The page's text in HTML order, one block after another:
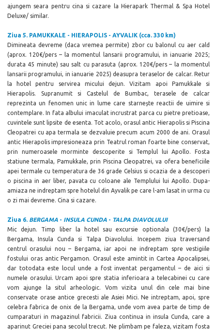
ajungem seara pentru cina si cazare la Hierapark Thermal & Spa Hotel
Deluxe/ similar.
Ziua 5. PAMUKKALE - HIERAPOLIS - AYVALIK (cca. 330 km)
Dimineata devreme (daca vremea permite) zbor cu balonul cu aer cald
(aprox. 120€/pers – la momentul lansarii programului, in ianuarie 2025;
durata 45 minute) sau salt cu parasuta (aprox. 120€/pers – la momentul
lansarii programului, in ianuarie 2025)deasupra teraselor de calcar. Retur
la hotel pentru servirea micului dejun. Vizitam apoi Pamukkale si
Hierapolis. Supranumit si Castelul de Bumbac, terasele de calcar
reprezinta un fenomen unic in lume care starnește reactii de uimire si
contemplare. In fata albului imaculat incrustrat parca cu pietre pretioase,
cuvintele sunt lipsite de esenta. Tot acolo, orasul antic Hierapolis si Piscina
Cleopatrei cu apa termala se dezvaluie precum acum 2000 de ani. Orasul
antic Hierapolis impresioneaza prin Teatrul roman foarte bine conservat,
prin numeroasele morminte descoperite si Templul lui Apollo. Fosta
statiune termala, Pamukkale, prin Piscina Cleopatrei, va ofera beneficiile
apei termale cu temperatura de 36 grade Celsius si ocazia de a descoperi
o piscina in aer liber, pavata cu coloane ale Templului lui Apollo. Dupa-
amiaza ne indreptam spre hotelul din Ayvalik pe care l-am lasat in urma cu
o zi mai devreme. Cina si cazare.
Ziua 6. BERGAMA - INSULA CUNDA - TALPA DIAVOLULUI
Mic dejun. Timp liber la hotel sau excursie optionala (30€/pers) la
Bergama, Insula Cunda si Talpa Diavolului. Incepem ziua traversand
centrul orasului nou – Bergama, iar apoi ne indreptam spre vestigiile
fostului oras antic Pergamon. Orasul este amintit in Cartea Apocalipsei,
dar totodata este locul unde a fost inventat pergamentul – de aici si
numele orasului. Urcam apoi spre statia inferioara a telecabinei cu care
vom ajunge la situl arheologic. Vom vizita unul din cele mai bine
conservate orase antice grecesti ale Asiei Mici. Ne intreptam, apoi, spre
celebra fabrica de onix de la Bergama, unde vom avea parte de timp de
cumparaturi in magazinul fabricii. Ziua continua in insula Cunda, care a
aparinut Greciei pana secolul trecut. Ne plimbam pe faleza, vizitam fosta